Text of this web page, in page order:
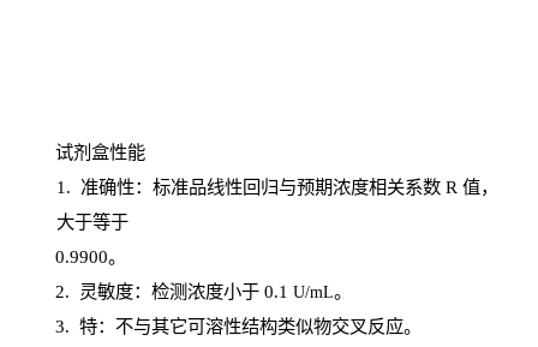
试剂盒性能
1 . 准确性：标准品线性回归与预期浓度相关系数 R 值，
大于等于
0.9900。
2. 灵敏度：检测浓度小于0.1 U/mL。
3. 特：不与其它可溶性结构类似物交叉反应。